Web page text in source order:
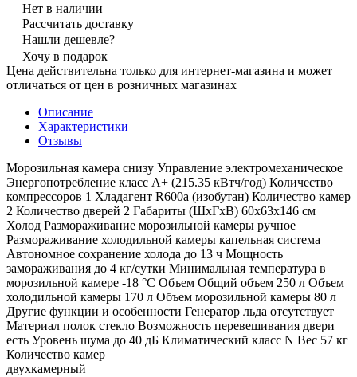
Нет в наличии
Рассчитать доставку
Нашли дешевле?
Хочу в подарок
Цена действительна только для интернет-магазина и может
отличаться от цен в розничных магазинах
Описание
Характеристики
Отзывы
Морозильная камера снизу Управление электромеханическое
Энергопотребление класс A+ (215.35 кВтч/год) Количество
компрессоров 1 Хладагент R600a (изобутан) Количество камер
2 Количество дверей 2 Габариты (ШxГxВ) 60x63x146 см
Холод Размораживание морозильной камеры ручное
Размораживание холодильной камеры капельная система
Автономное сохранение холода до 13 ч Мощность
замораживания до 4 кг/cутки Минимальная температура в
морозильной камере -18 °C Объем Общий объем 250 л Объем
холодильной камеры 170 л Объем морозильной камеры 80 л
Другие функции и особенности Генератор льда отсутствует
Материал полок стекло Возможность перевешивания двери
есть Уровень шума до 40 дБ Климатический класс N Вес 57 кг
Количество камер
двухкамерный